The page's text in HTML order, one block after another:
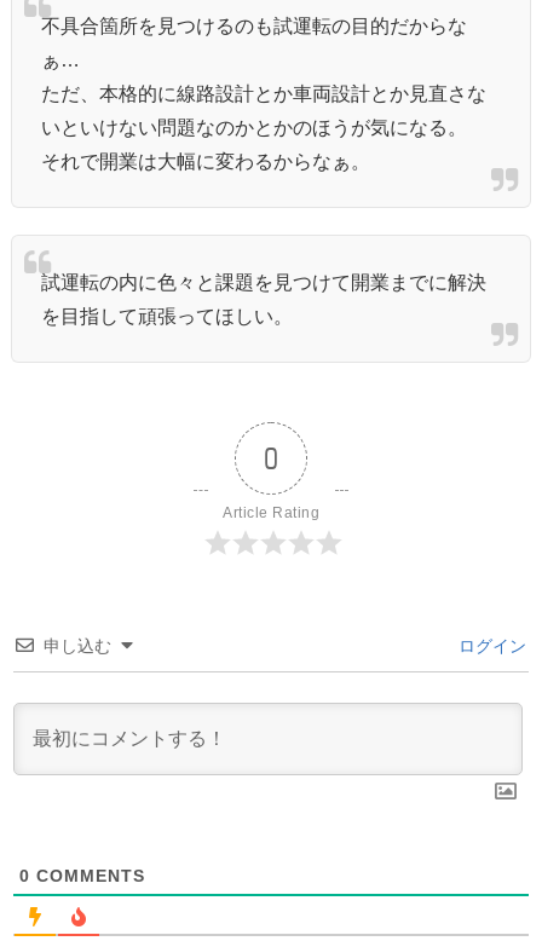
不具合箇所を見つけるのも試運転の目的だからな
ぁ…
ただ、本格的に線路設計とか車両設計とか見直さな
いといけない問題なのかとかのほうが気になる。
それで開業は大幅に変わるからなぁ。
試運転の内に色々と課題を見つけて開業までに解決
を目指して頑張ってほしい。
0
Article Rating
申し込む ログイン
0 COMMENTS